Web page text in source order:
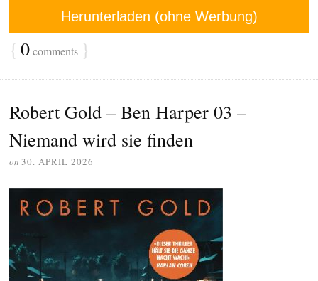
Herunterladen (ohne Werbung)
{ 0comments }
Robert Gold – Ben Harper 03 –
Niemand wird sie finden
on 30. APRIL 2026